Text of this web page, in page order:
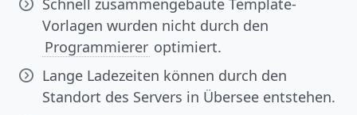
Vorlagen wurden nicht durch den
Programmierer optimiert.
Lange Ladezeiten können durch den
Standort des Servers in Übersee entstehen.